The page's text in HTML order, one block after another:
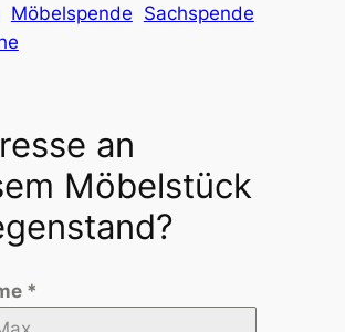
Möbelspende Sachspende
an
Möbelstück
*